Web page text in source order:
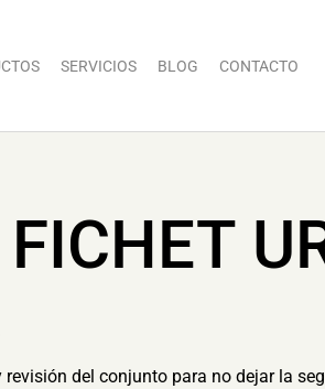
SERVICIOS BLOG CONTACTO
del conjunto para no dejar la